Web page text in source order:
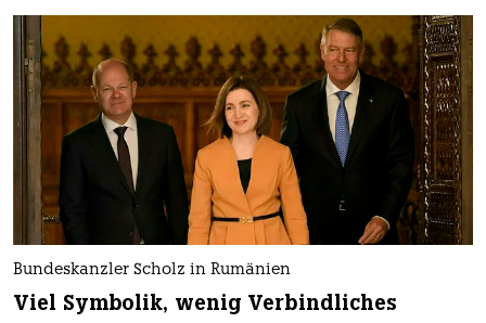
Bundeskanzler Scholz in Rumänien
Viel Symbolik, wenig Verbindliches